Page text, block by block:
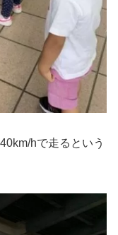
hで走るという